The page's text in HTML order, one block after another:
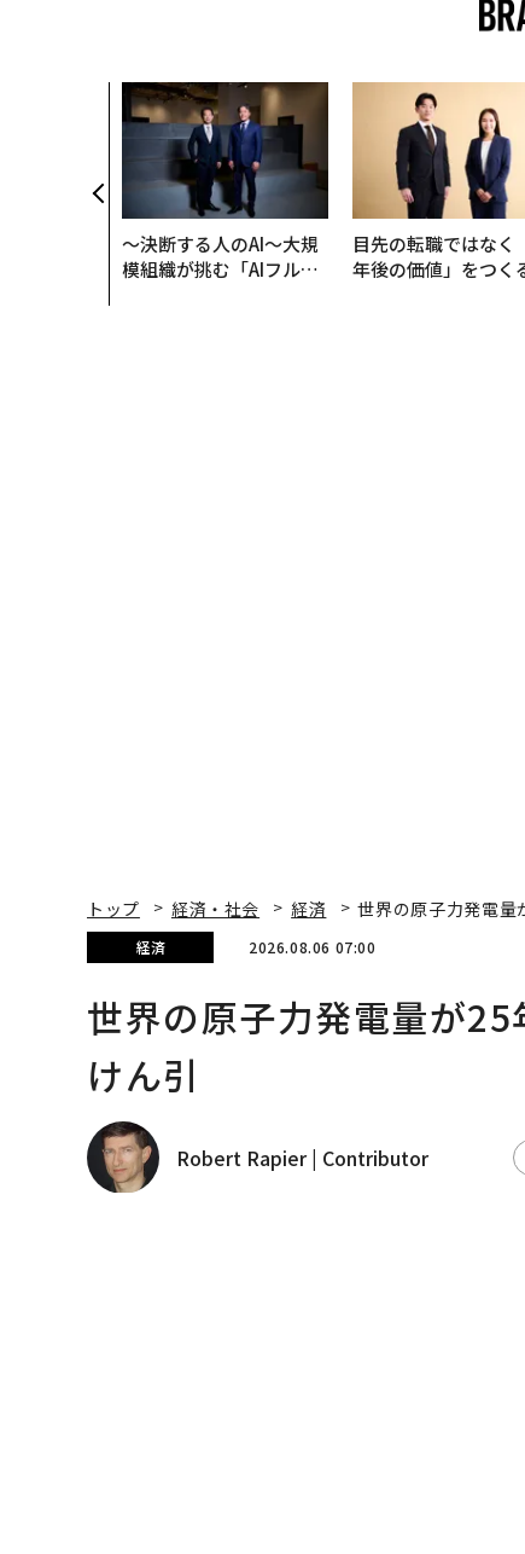
〜決断する人のAI〜大規
模組織が挑む「AIフル実
目先の転職ではなく
年後の価値」をつ
トップ 経済・社会 経済 世界の原子力発電
経済 2026.08.06 07:00
世界の原子力発電量が
けん引
Robert Rapier | Contributor